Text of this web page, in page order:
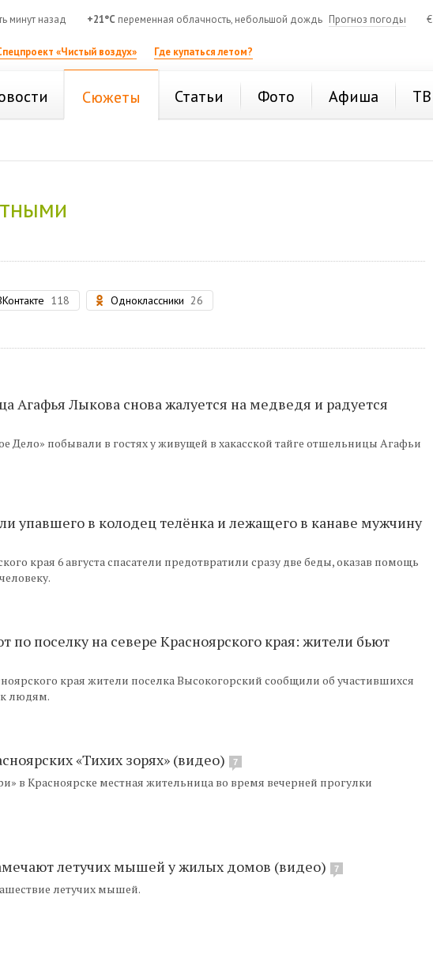
минут назад +21°C переменная облачность, небольшой дождь Прогноз погоды €
«Чистый воздух» Где купаться летом?
Сюжеты Статьи Фото Афиша ТВ
118 Одноклассники 26
Агафья Лыкова снова жалуется на медведя и радуется
Дело» побывали в гостях у живущей в хакасской тайге отшельницы Агафьи
упавшего в колодец телёнка и лежащего в канаве мужчину
края 6 августа спасатели предотвратили сразу две беды, оказав помощь
по поселку на севере Красноярского края: жители бьют
края жители поселка Высокогорский сообщили об участившихся
к людям.
«Тихих зорях» (видео) 7
в Красноярске местная жительница во время вечерней прогулки
летучих мышей у жилых домов (видео) 7
летучих мышей.